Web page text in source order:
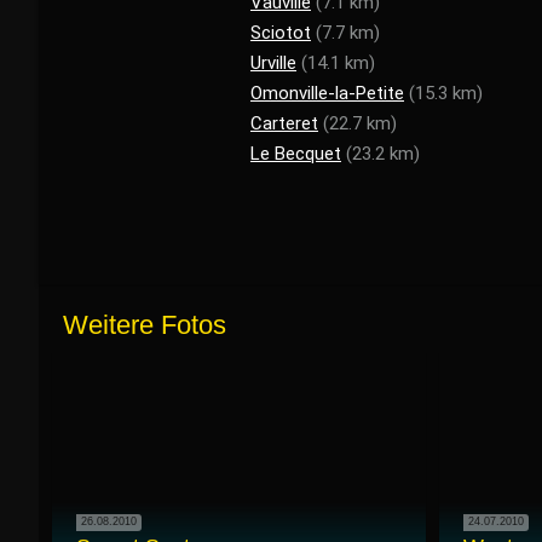
Sciotot (7.7 km)
Urville (14.1 km)
Omonville-la-Petite (15.3 km)
Carteret (22.7 km)
Le Becquet (23.2 km)
Weitere Fotos
26.08.2010 24.07.2010